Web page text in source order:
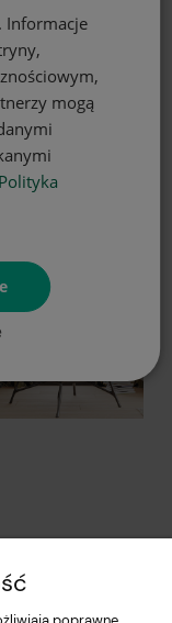
Informacje
mogą
Polityka